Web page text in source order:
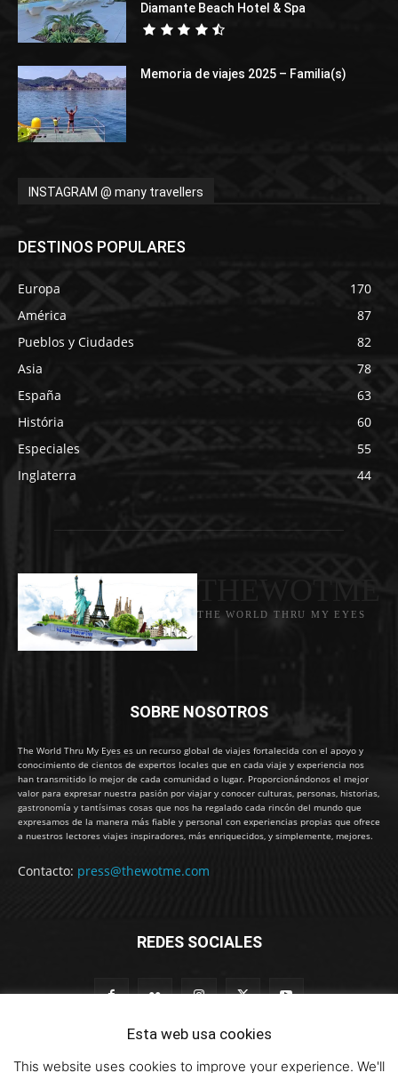
Diamante Beach Hotel & Spa
Memoria de viajes 2025 – Familia(s)
INSTAGRAM @ many travellers
DESTINOS POPULARES
Europa
170
América
87
Pueblos y Ciudades
82
Asia
78
España
63
História
60
Especiales
55
Inglaterra
44
THE WORLD THRU MY EYES
SOBRE NOSOTROS
The World Thru My Eyes es un recurso global de viajes fortalecida con el apoyo y
conocimiento de cientos de expertos locales que en cada viaje y experiencia nos
han transmitido lo mejor de cada comunidad o lugar. Proporcionándonos el mejor
valor para expresar nuestra pasión por viajar y conocer culturas, personas, historias,
gastronomía y tantísimas cosas que nos ha regalado cada rincón del mundo que
expresamos de la manera más fiable y personal con experiencias propias que ofrece
a nuestros lectores viajes inspiradores, más enriquecidos, y simplemente, mejores.
Contacto: press@thewotme.com
REDES SOCIALES
Esta web usa cookies
This website uses cookies to improve your experience. We'll